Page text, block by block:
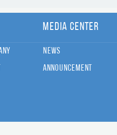
Media Center
News
Announcement